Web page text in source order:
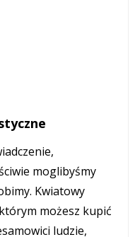
moglibyśmy
Kwiatowy
możesz kupić
ludzie,